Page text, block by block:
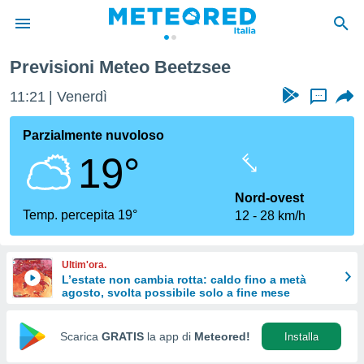
di
per
le
di
Web
Previsioni Meteo Beetzsee
11:21 Venerdì ...
Parzialmente nuvoloso
19°
Temp. percepita 19°
Nord-ovest
12
28 km/h
Ultim'ora.
L’estate non cambia rotta: caldo fino a metà
agosto, svolta possibile solo a fine mese
Scarica GRATIS la app di Meteored! Installa